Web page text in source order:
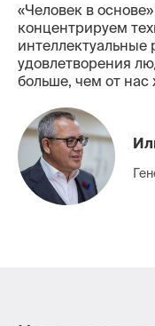
«Человек в
концентрируем
удовлетворения
больше, чем от нас